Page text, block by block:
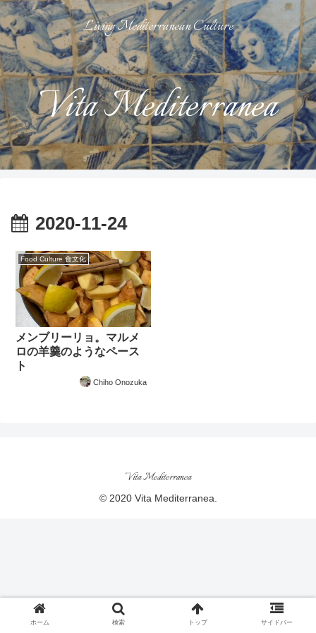
Living Mediterranean Culture
Vita Mediterranea
2020-11-24
Food Culture 食文化
メンブリーリョ。マルメ
ロの羊羹のようなペース
ト
Chiho Onozuka
Vita Mediterranea
© 2020 Vita Mediterranea.
ホーム 検索 トップ サイドバー